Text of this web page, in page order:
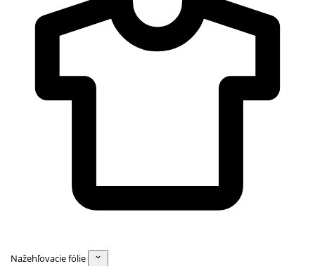
Nažehľovacie fólie